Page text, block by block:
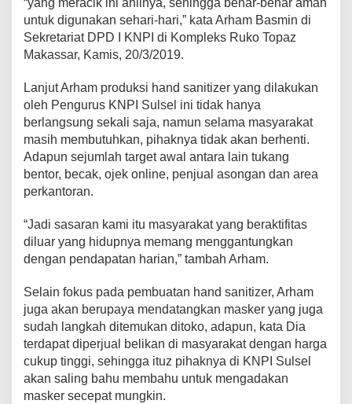
z
r
u
t
u
k
P
“yang meracik ini ahlinya, sehingga benar-benar aman
untuk digunakan sehari-hari,” kata Arham Basmin di
Sekretariat DPD I KNPI di Kompleks Ruko Topaz
Makassar, Kamis, 20/3/2019.
Lanjut Arham produksi hand sanitizer yang dilakukan
oleh Pengurus KNPI Sulsel ini tidak hanya
berlangsung sekali saja, namun selama masyarakat
masih membutuhkan, pihaknya tidak akan berhenti.
Adapun sejumlah target awal antara lain tukang
bentor, becak, ojek online, penjual asongan dan area
perkantoran.
“Jadi sasaran kami itu masyarakat yang beraktifitas
diluar yang hidupnya memang menggantungkan
dengan pendapatan harian,” tambah Arham.
Selain fokus pada pembuatan hand sanitizer, Arham
juga akan berupaya mendatangkan masker yang juga
sudah langkah ditemukan ditoko, adapun, kata Dia
terdapat diperjual belikan di masyarakat dengan harga
cukup tinggi, sehingga ituz pihaknya di KNPI Sulsel
akan saling bahu membahu untuk mengadakan
masker secepat mungkin.